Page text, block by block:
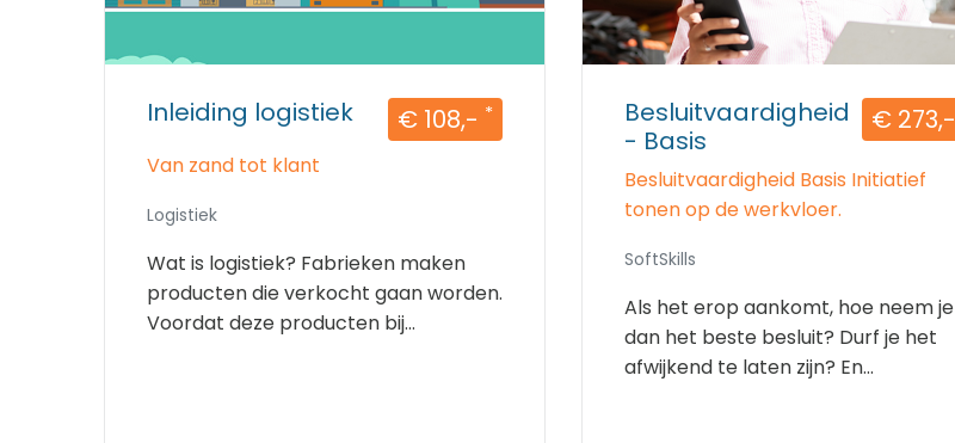
Inleiding logistiek € 108,- *
Van zand tot klant
Logistiek
Wat is logistiek? Fabrieken maken
producten die verkocht gaan worden.
Voordat deze producten bij...
Besluitvaardigheid
- Basis
€ 273,-
Besluitvaardigheid Basis Initiatief
tonen op de werkvloer.
SoftSkills
Als het erop aankomt, hoe neem je
dan het beste besluit? Durf je het
afwijkend te laten zijn? En...